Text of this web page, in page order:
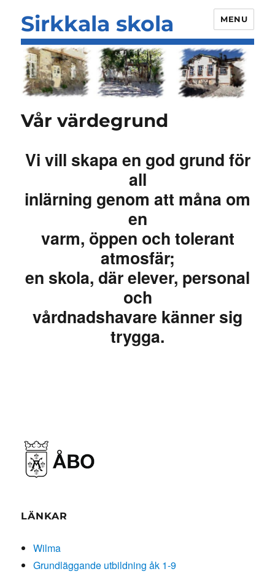
Sirkkala skola MENU
Vår värdegrund
Vi vill skapa en god grund för
all
inlärning genom att måna om
en
varm, öppen och tolerant
atmosfär;
en skola, där elever, personal
och
vårdnadshavare känner sig
trygga.
LÄNKAR
Wilma
Grundläggande utbildning åk 1-9